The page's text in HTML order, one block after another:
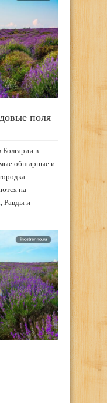
поля
в
обширные и
на
, Равды и